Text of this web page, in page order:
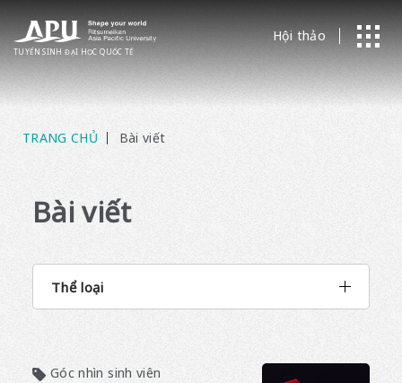
TUYỂN SINH ĐẠI HỌC ​ ​QUỐC TẾ
Hội thảo
TRANG CHỦ Bài viết
Bài viết
Thể loại
Góc nhìn sinh viên